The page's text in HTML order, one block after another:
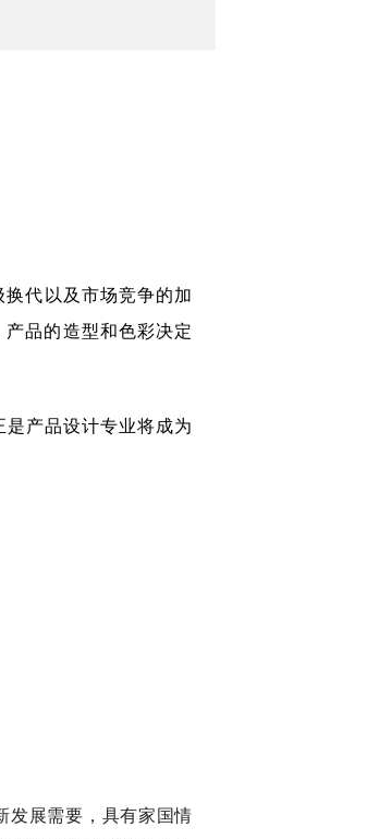
代以及市场竞争的加
品的造型和色彩决定
产品设计专业将成为
发展需要，具有家国情